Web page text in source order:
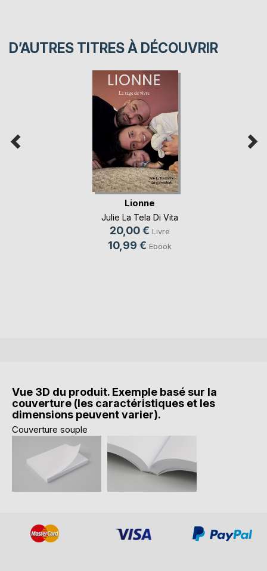
D’AUTRES TITRES À DÉCOUVRIR
Lionne
Julie La Tela Di Vita
20,00 € Livre
10,99 € Ebook
Vue 3D du produit. Exemple basé sur la
couverture (les caractéristiques et les
dimensions peuvent varier).
Couverture souple